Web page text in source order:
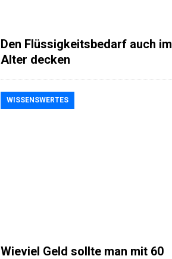
Den Flüssigkeitsbedarf auch im
Alter decken
WISSENSWERTES
Wieviel Geld sollte man mit 60